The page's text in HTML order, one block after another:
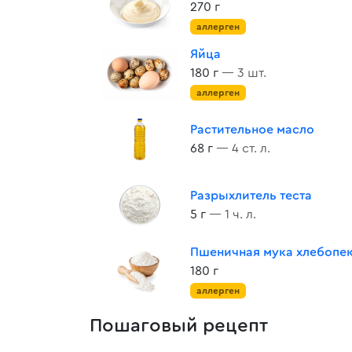
270 г
аллерген
Яйца
180 г — 3 шт.
аллерген
Растительное масло
68 г — 4 ст. л.
Разрыхлитель теста
5 г — 1 ч. л.
Пшеничная мука
180 г
аллерген
Пошаговый рецепт